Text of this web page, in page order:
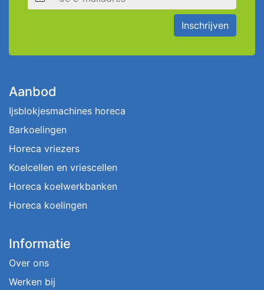
Inschrijven
Aanbod
Ijsblokjesmachines horeca
Barkoelingen
Horeca vriezers
Koelcellen en vriescellen
Horeca koelwerkbanken
Horeca koelingen
Informatie
Over ons
Werken bij